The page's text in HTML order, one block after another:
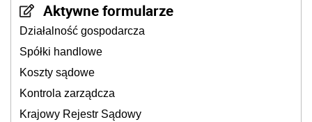
Aktywne formularze
Działalność gospodarcza
Spółki handlowe
Koszty sądowe
Kontrola zarządcza
Krajowy Rejestr Sądowy